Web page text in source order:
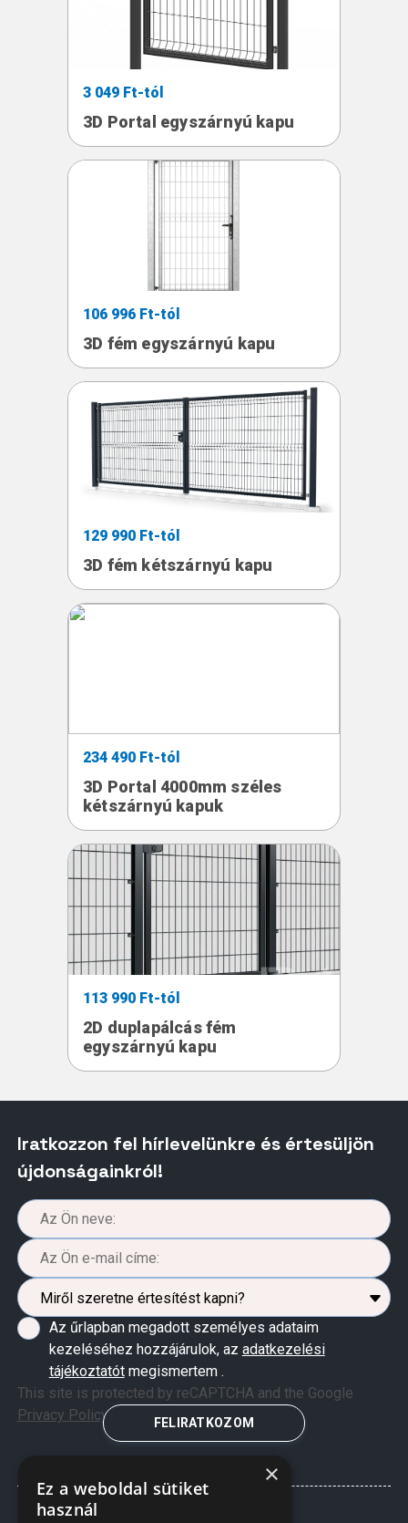
3 049 Ft-tól
3D Portal egyszárnyú kapu
106 996 Ft-tól
3D fém egyszárnyú kapu
129 990 Ft-tól
3D fém kétszárnyú kapu
234 490 Ft-tól
3D Portal 4000mm széles
kétszárnyú kapuk
113 990 Ft-tól
2D duplapálcás fém
egyszárnyú kapu
Iratkozzon fel hírlevelünkre és értesüljön
újdonságainkról!
Az űrlapban megadott személyes adataim
kezeléséhez hozzájárulok, az adatkezelési
tájékoztatótmegismertem .
This site is protected by reCAPTCHA and the Google
Privacy Policyand Terms of Serviceapply.
FELIRATKOZOM
×
Ez a weboldal sütiket
használ